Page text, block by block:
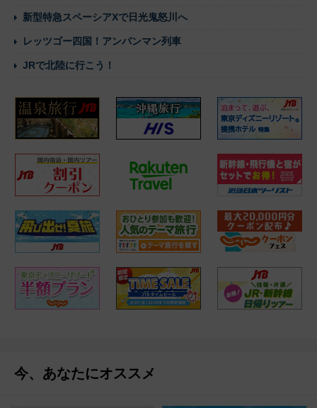
新型特急スペーシアXで日光鬼怒川へ
レッツゴー四国！アンパンマン列車
JRで北陸に行こう！
今、あなたにオススメ